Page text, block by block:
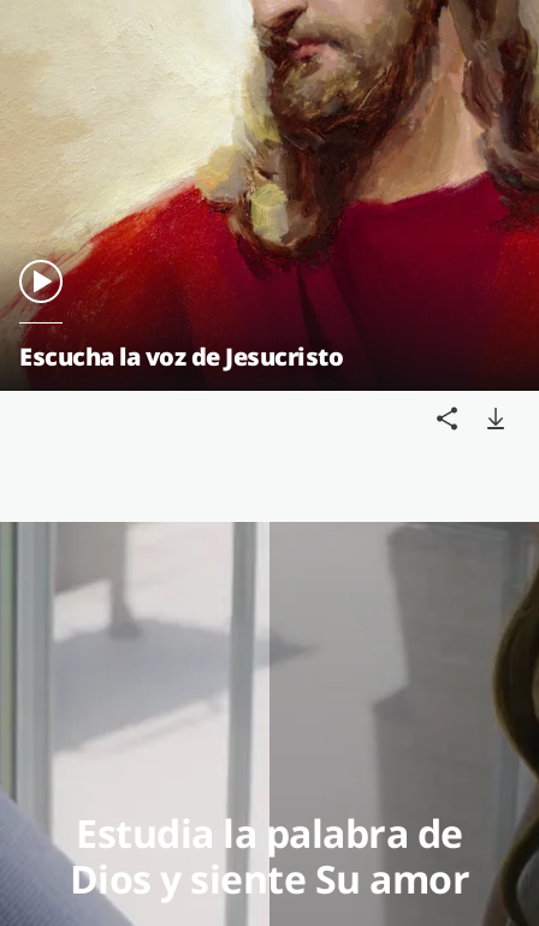
Escucha la voz de Jesucristo
Estudia la palabra de
Dios y siente Su amor